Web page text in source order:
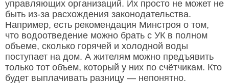
управляющих организаций. Их просто не может не
быть из-за расхождения законодательства.
Например, есть рекомендация Минстроя о том,
что водоотведение можно брать с УК в полном
объеме, сколько горячей и холодной воды
поступает на дом. А жителям можно предъявить
только тот объем, который у них по счётчикам. Кто
будет выплачивать разницу — непонятно.